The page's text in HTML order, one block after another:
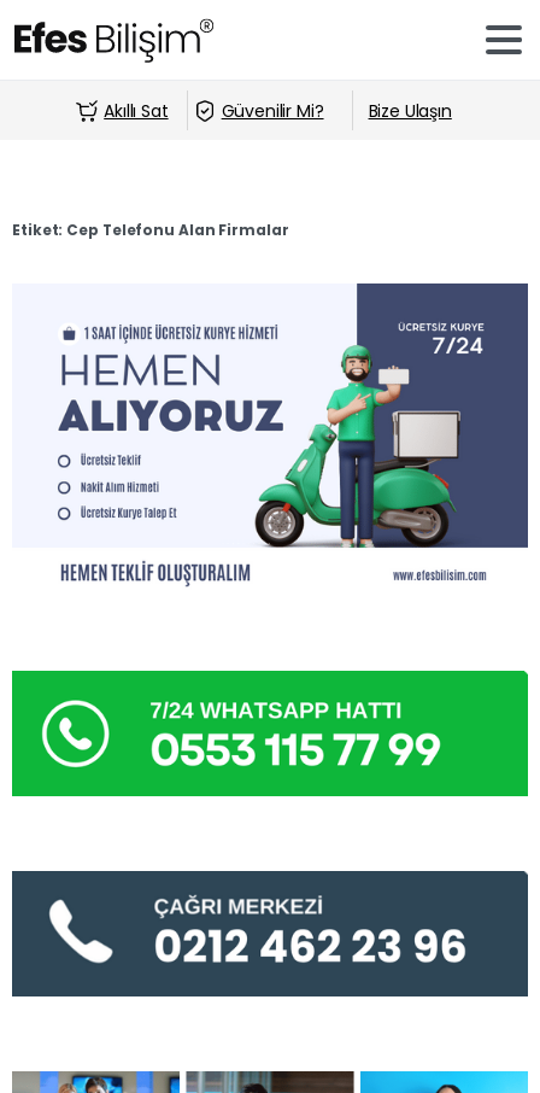
Akıllı Sat Güvenilir Mi? Bize Ulaşın
Etiket: Cep Telefonu Alan Firmalar